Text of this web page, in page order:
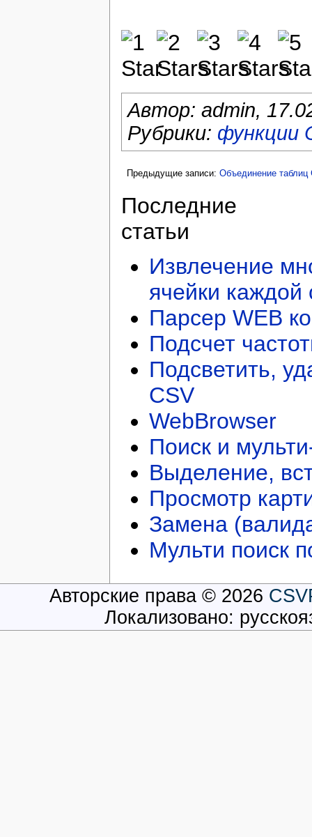
Автор: admin,
Рубрики: функции
Предыдущие записи: Объединение таблиц
Последние
статьи
Извлечение
ячейки каждой
Парсер WEB
Подсчет
Подсветить,
CSV
WebBrowser
Поиск и
Выделение,
Просмотр
Замена
Мульти поиск
Авторские права © 2026
Локализовано: